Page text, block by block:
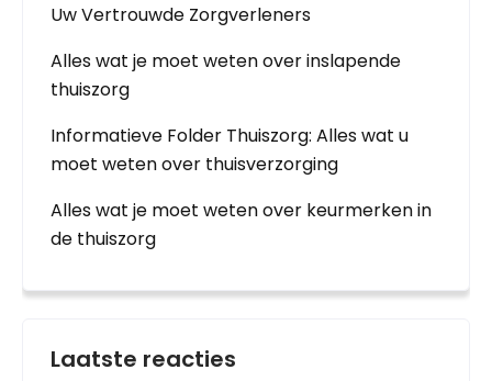
Uw Vertrouwde Zorgverleners
Alles wat je moet weten over inslapende
thuiszorg
Informatieve Folder Thuiszorg: Alles wat u
moet weten over thuisverzorging
Alles wat je moet weten over keurmerken in
de thuiszorg
Laatste reacties